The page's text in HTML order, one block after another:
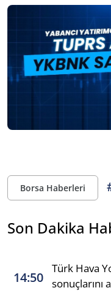
Borsa Haberleri
Son Dakika
14:50
Türk Hava
sonuçlarını